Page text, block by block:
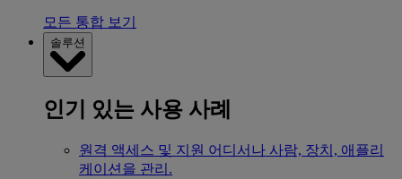
모든 통합 보기
솔루션
인기 있는 사용 사례
원격 액세스 및 지원 어디서나 사람, 장치, 애플리
케이션을 관리.